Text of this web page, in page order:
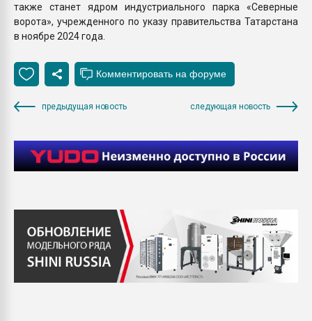
также станет ядром индустриального парка «Северные
ворота», учрежденного по указу правительства Татарстана
в ноябре 2024 года.
предыдущая новость следующая новость